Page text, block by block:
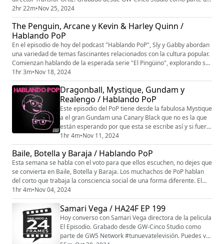
GW5 Network #tunuevatelevisión. Puedes ver toda la programación en
www.gwcinco.com. siguenos en instagram @gw_cinco Patreon:
patreon.com/gw5network patreon.com/hablandopop
2hr 22m•Nov 25, 2024
The Penguin, Arcane y Kevin & Harley Quinn /
Hablando PoP
En el episodio de hoy del podcast "Hablando PoP", Sly y Gabby abordan
una variedad de temas fascinantes relacionados con la cultura popular.
Comienzan hablando de la esperada serie "El Pingüino", explorando su
conexión con el universo de Batman y lo que los fanáticos pueden
esperar. Luego, se sumergen en el fenómeno de "Arcane", discutiendo
su estilo visual, narrativa y cómo ha impactado la per...
1hr 3m•Nov 18, 2024
Dragonball, Mystique, Gundam y
Realengo / Hablando PoP
Este episodio del PoP tiene desde la fabulosa Mystique
a el gran Gundam una Canary Black que no es la que
están esperando por que esta se escribe así y si fuera
poco Dragonball, también se a colado un realengo en
la conversación Grabado desde GW-Cinco Studio
como parte de GW5 Network #tunuevatelevisión.
Puedes ver toda la programación en
www.gwcinco.com. siguenos en instagram @gw_cinco
Patreon:...
1hr 4m•Nov 11, 2024
Baile, Botella y Baraja / Hablando PoP
Esta semana se habla con el voto para que ellos escuchen, no dejes que
se convierta en Baile, Botella y Baraja. Los muchachos de PoP hablan
del corto que trabaja la consciencia social de una forma diferente. El
director nos habla del proceso. Grabado desde GW-Cinco Studio como
parte de GW5 Network #tunuevatelevisión. Puedes ver toda la
programación en www.gwcinco.com. siguenos en instagram @gw_...
1hr 4m•Nov 04, 2024
Samari Vega / HA24F EP 199
Hoy converso con Samari Vega directora de la pelicula
El Episodio. Grabado desde GW-Cinco Studio como
parte de GW5 Network #tunuevatelevisión. Puedes ver